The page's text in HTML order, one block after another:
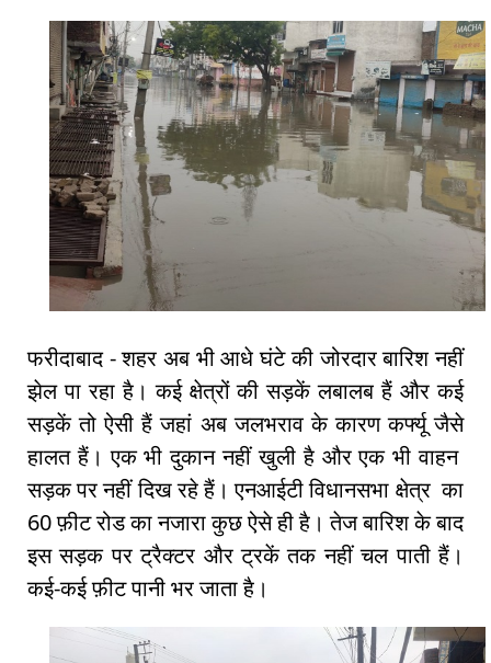
फरीदाबाद - शहर अब भी आधे घंटे की जोरदार बारिश नहीं
झेल पा रहा है। कई क्षेत्रों की सड़कें लबालब हैं और कई
सड़कें तो ऐसी हैं जहां अब जलभराव के कारण कर्फ्यू जैसे
हालत हैं। एक भी दुकान नहीं खुली है और एक भी वाहन
सड़क पर नहीं दिख रहे हैं। एनआईटी विधानसभा क्षेत्र का
60 फ़ीट रोड का नजारा कुछ ऐसे ही है। तेज बारिश के बाद
इस सड़क पर ट्रैक्टर और ट्रकें तक नहीं चल पाती हैं।
कई-कई फ़ीट पानी भर जाता है।